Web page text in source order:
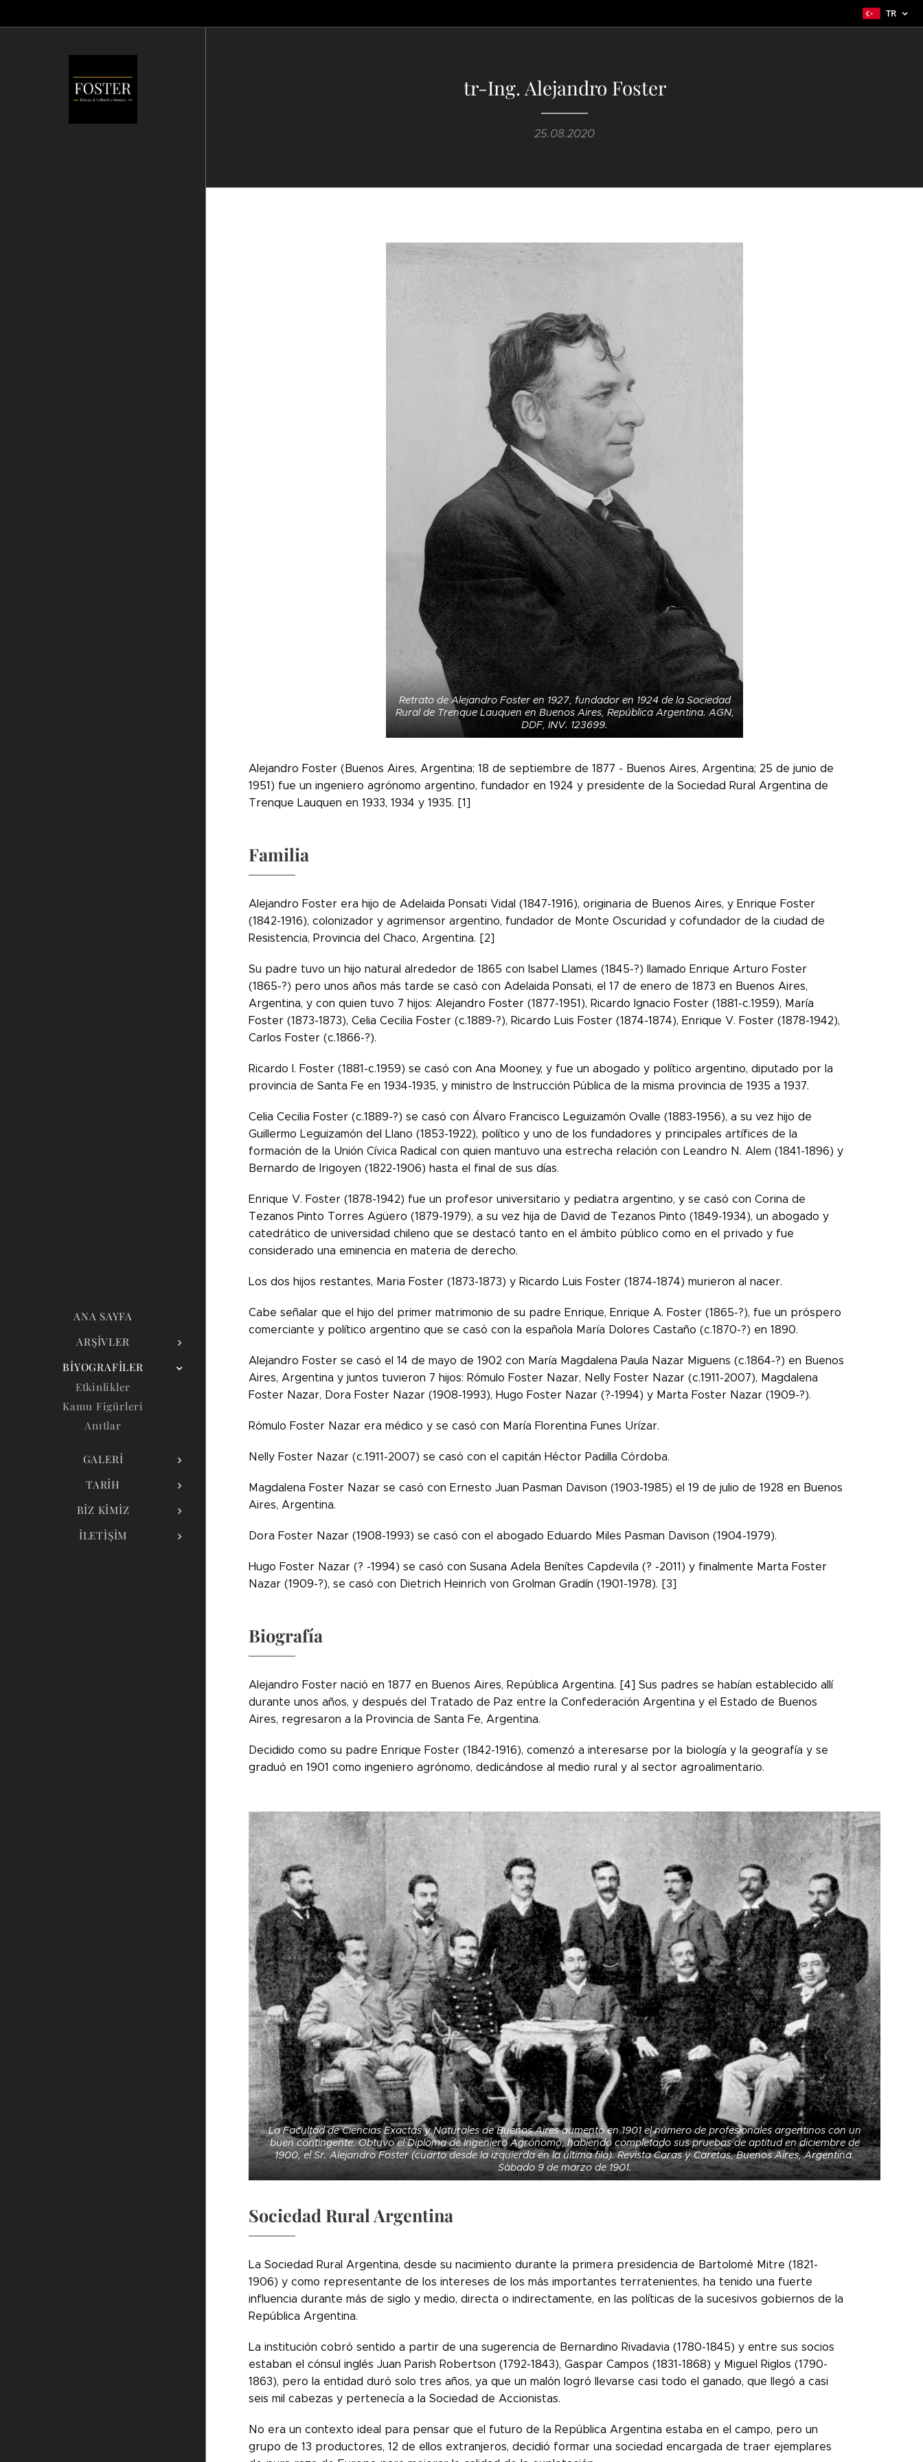
TR
ANA SAYFA
ARŞIVLER
BIYOGRAFILER
Etkinlikler
Kamu Figürleri
Anıtlar
GALERI
TARIH
BIZ KIMIZ
İLETIŞIM
tr-Ing. Alejandro Foster
25.08.2020
Retrato de Alejandro Foster en 1927, fundador en 1924 de la Sociedad
Rural de Trenque Lauquen en Buenos Aires, República Argentina. AGN,
DDF, INV. 123699.
Alejandro Foster (Buenos Aires, Argentina; 18 de septiembre de 1877 - Buenos Aires, Argentina; 25 de junio de
1951) fue un ingeniero agrónomo argentino, fundador en 1924 y presidente de la Sociedad Rural Argentina de
Trenque Lauquen en 1933, 1934 y 1935. [1]
Familia
Alejandro Foster era hijo de Adelaida Ponsati Vidal (1847-1916), originaria de Buenos Aires, y Enrique Foster
(1842-1916), colonizador y agrimensor argentino, fundador de Monte Oscuridad y cofundador de la ciudad de
Resistencia, Provincia del Chaco, Argentina. [2]
Su padre tuvo un hijo natural alrededor de 1865 con Isabel Llames (1845-?) llamado Enrique Arturo Foster
(1865-?) pero unos años más tarde se casó con Adelaida Ponsati, el 17 de enero de 1873 en Buenos Aires,
Argentina, y con quien tuvo 7 hijos: Alejandro Foster (1877-1951), Ricardo Ignacio Foster (1881-c.1959), María
Foster (1873-1873), Celia Cecilia Foster (c.1889-?), Ricardo Luis Foster (1874-1874), Enrique V. Foster (1878-1942),
Carlos Foster (c.1866-?).
Ricardo I. Foster (1881-c.1959) se casó con Ana Mooney, y fue un abogado y político argentino, diputado por la
provincia de Santa Fe en 1934-1935, y ministro de Instrucción Pública de la misma provincia de 1935 a 1937.
Celia Cecilia Foster (c.1889-?) se casó con Álvaro Francisco Leguizamón Ovalle (1883-1956), a su vez hijo de
Guillermo Leguizamón del Llano (1853-1922), político y uno de los fundadores y principales artífices de la
formación de la Unión Cívica Radical con quien mantuvo una estrecha relación con Leandro N. Alem (1841-1896) y
Bernardo de Irigoyen (1822-1906) hasta el final de sus días.
Enrique V. Foster (1878-1942) fue un profesor universitario y pediatra argentino, y se casó con Corina de
Tezanos Pinto Torres Agüero (1879-1979), a su vez hija de David de Tezanos Pinto (1849-1934), un abogado y
catedrático de universidad chileno que se destacó tanto en el ámbito público como en el privado y fue
considerado una eminencia en materia de derecho.
Los dos hijos restantes, Maria Foster (1873-1873) y Ricardo Luis Foster (1874-1874) murieron al nacer.
Cabe señalar que el hijo del primer matrimonio de su padre Enrique, Enrique A. Foster (1865-?), fue un próspero
comerciante y político argentino que se casó con la española María Dolores Castaño (c.1870-?) en 1890.
Alejandro Foster se casó el 14 de mayo de 1902 con María Magdalena Paula Nazar Miguens (c.1864-?) en Buenos
Aires, Argentina y juntos tuvieron 7 hijos: Rómulo Foster Nazar, Nelly Foster Nazar (c.1911-2007), Magdalena
Foster Nazar, Dora Foster Nazar (1908-1993), Hugo Foster Nazar (?-1994) y Marta Foster Nazar (1909-?).
Rómulo Foster Nazar era médico y se casó con María Florentina Funes Urízar.
Nelly Foster Nazar (c.1911-2007) se casó con el capitán Héctor Padilla Córdoba.
Magdalena Foster Nazar se casó con Ernesto Juan Pasman Davison (1903-1985) el 19 de julio de 1928 en Buenos
Aires, Argentina.
Dora Foster Nazar (1908-1993) se casó con el abogado Eduardo Miles Pasman Davison (1904-1979).
Hugo Foster Nazar (? -1994) se casó con Susana Adela Benítes Capdevila (? -2011) y finalmente Marta Foster
Nazar (1909-?), se casó con Dietrich Heinrich von Grolman Gradín (1901-1978). [3]
Biografía
Alejandro Foster nació en 1877 en Buenos Aires, República Argentina. [4] Sus padres se habían establecido allí
durante unos años, y después del Tratado de Paz entre la Confederación Argentina y el Estado de Buenos
Aires, regresaron a la Provincia de Santa Fe, Argentina.
Decidido como su padre Enrique Foster (1842-1916), comenzó a interesarse por la biología y la geografía y se
graduó en 1901 como ingeniero agrónomo, dedicándose al medio rural y al sector agroalimentario.
La Facultad de Ciencias Exactas y Naturales de Buenos Aires aumentó en 1901 el número de profesionales argentinos con un
buen contingente. Obtuvo el Diploma de Ingeniero Agrónomo, habiendo completado sus pruebas de aptitud en diciembre de
1900, el Sr. Alejandro Foster (cuarto desde la izquierda en la última fila). Revista Caras y Caretas, Buenos Aires, Argentina.
Sábado 9 de marzo de 1901.
Sociedad Rural Argentina
La Sociedad Rural Argentina, desde su nacimiento durante la primera presidencia de Bartolomé Mitre (1821-
1906) y como representante de los intereses de los más importantes terratenientes, ha tenido una fuerte
influencia durante más de siglo y medio, directa o indirectamente, en las políticas de la sucesivos gobiernos de la
República Argentina.
La institución cobró sentido a partir de una sugerencia de Bernardino Rivadavia (1780-1845) y entre sus socios
estaban el cónsul inglés Juan Parish Robertson (1792-1843), Gaspar Campos (1831-1868) y Miguel Riglos (1790-
1863), pero la entidad duró solo tres años, ya que un malón logró llevarse casi todo el ganado, que llegó a casi
seis mil cabezas y pertenecía a la Sociedad de Accionistas.
No era un contexto ideal para pensar que el futuro de la República Argentina estaba en el campo, pero un
grupo de 13 productores, 12 de ellos extranjeros, decidió formar una sociedad encargada de traer ejemplares